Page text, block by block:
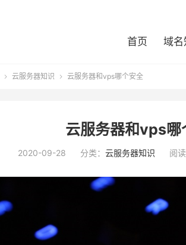
首页 域名
 云服务器知识  云服务器和vps哪个安全
云服务器和vps哪
2020-09-28 分类： 云服务器知识 阅